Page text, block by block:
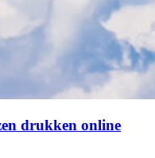
drukken online